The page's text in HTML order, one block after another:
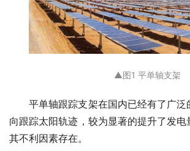
▲图1 平单轴支架
平单轴跟踪支架在国内已经有了广
向跟踪太阳轨迹，较为显著的提升了发
其不利因素存在。